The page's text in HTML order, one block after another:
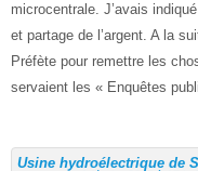
microcentrale. J’avais
et partage de l’argent. A la
Préfète pour remettre les
servaient les « Enquêtes
Usine hydroélectrique de